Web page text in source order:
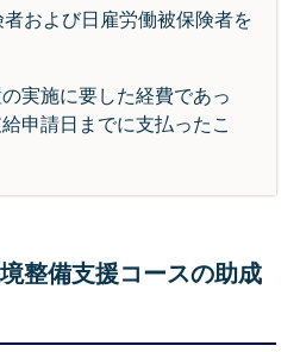
および日雇労働被保険者を
実施に要した経費であっ
申請日までに支払ったこ
整備支援コースの助成